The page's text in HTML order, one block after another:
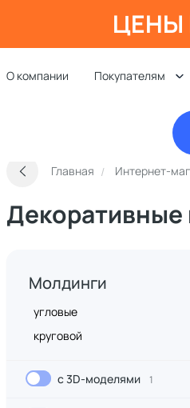
ЦЕНЫ
О компании Покупателям
Главная Интернет-
Молдинги
угловые
круговой
с 3D-моделями 1